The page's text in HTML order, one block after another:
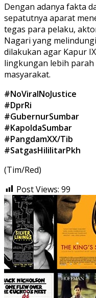
Dengan adanya fakta
sepatutnya aparat
tegas para pelaku,
Nagari yang
dilakukan agar Kapur
lingkungan lebih parah
masyarakat.
#NoViralNoJustice
#DprRi
#GubernurSumbar
#KapoldaSumbar
#PangdamXX/Tib
#SatgasHililitarPkh
(Tim/Red)
Post Views: 99